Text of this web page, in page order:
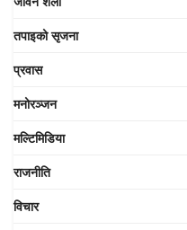
तपाइको सृजना
प्रवास
मनोरञ्जन
मल्टिमिडिया
राजनीति
विचार